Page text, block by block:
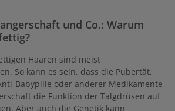
und Co.: Warum
Haaren sind meist
So kann es sein, dass die Pubertät,
Babypille oder anderer Medikamente
die Funktion der Talgdrüsen auf
Aber auch die Genetik kann